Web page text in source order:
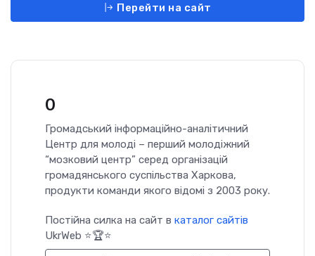
Перейти на сайт
0
Громадський інформаційно-аналітичний
Центр для молоді – перший молодіжний
“мозковий центр” серед організацій
громадянського суспільства Харкова,
продукти команди якого відомі з 2003 року.
Постійна силка на сайт в каталог сайтів
UkrWeb ⭐🏆⭐